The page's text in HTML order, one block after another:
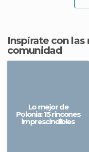
Inspírate con las mejores listas de la
comunidad
Lo mejor de
Polonia: 15 rincones
imprescindibles